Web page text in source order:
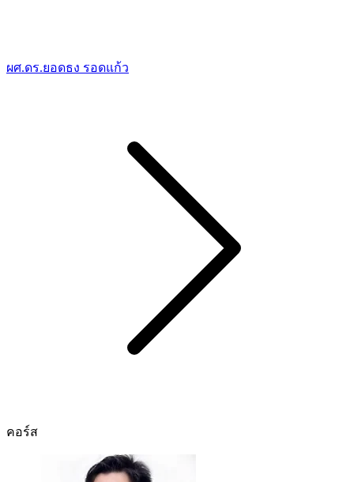
ผศ.ดร.ยอดธง รอดแก้ว
คอร์ส